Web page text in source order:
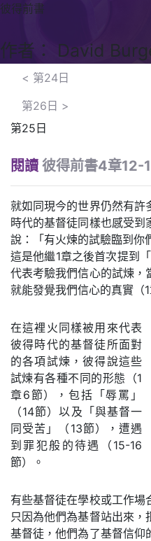
彼得前書
作者： David
< 第24日
第26日 >
第25日
閱讀 彼得前書4章12-
就如同現今的世界仍然有許
時代的基督徒同樣也感受
說：「有火煉的試驗臨到你
這是他繼1章之後首次提到
代表考驗我們信心的試煉，
就能發覺我們信心的真實（1
在這裡火同樣被用來代表
彼得時代的基督徒所面對
的各項試煉，彼得說這些
試煉有各種不同的形態（1
章6節），包括「辱罵」
（14節）以及「與基督一
同受苦」（13節），遭遇
到罪犯般的待遇（15-16
節）。
有些基督徒在學校或工作場
只因為他們為基督站出來
基督徒，他們為了基督信仰